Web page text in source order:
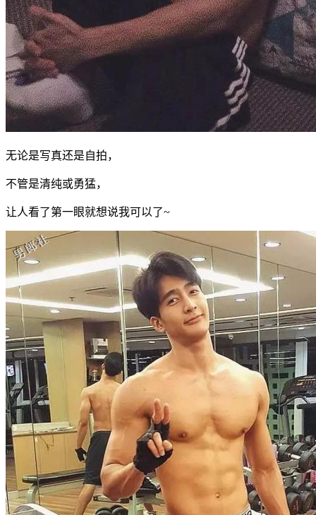
无论是写真还是自拍，
不管是清纯或勇猛，
让人看了第一眼就想说我可以了~